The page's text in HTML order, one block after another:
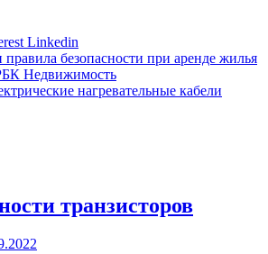
Linkedin
безопасности при аренде жилья
Недвижимость
нагревательные кабели
транзисторов